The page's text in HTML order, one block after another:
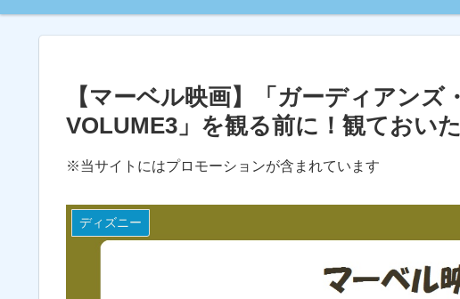
【マーベル映画】「ガーディアンズ
VOLUME3」を観る前に！観ておい
※当サイトにはプロモーションが含まれています
ディズニー